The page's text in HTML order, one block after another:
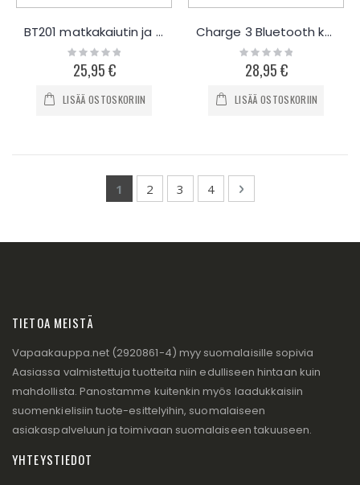
BT201 matkakaiutin ja taskulamppu
Rating:
0%
25,95 €
LISÄÄ OSTOSKORIIN
Charge 3 Bluetooth kaiutin 20W
Rating:
0%
28,95 €
LISÄÄ OSTOSKORIIN
You're currently reading page
1 Page
2 Page
3 Page
4 Page
Seuraava
TIETOA MEISTÄ
Vapaakauppa.net (2920861-4) myy suomalaisille sopivia
Aasiassa valmistettuja tuotteita niin edulliseen hintaan kuin
mahdollista. Panostamme kuitenkin myös laadukkaisiin
suomenkielisiin tuote-esittelyihin, suomalaiseen
asiakaspalveluun ja toimivaan suomalaiseen takuuseen.
YHTEYSTIEDOT